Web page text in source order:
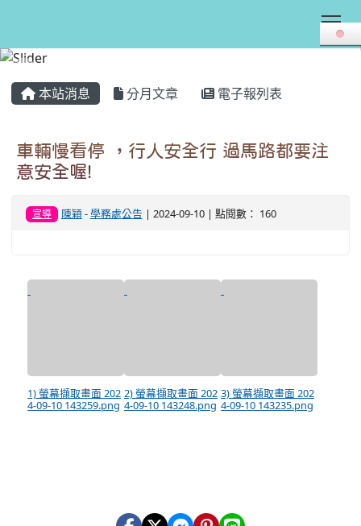
本站消息 分月文章 電子報列表
車輛慢看停 ，行人安全行 過馬路都要注
意安全喔!
宣導 陳穎-學務處公告 | 2024-09-10 | 點閱數： 160
1) 螢幕擷取畫面 202
4-09-10 143259.png
2) 螢幕擷取畫面 202
4-09-10 143248.png
3) 螢幕擷取畫面 202
4-09-10 143235.png